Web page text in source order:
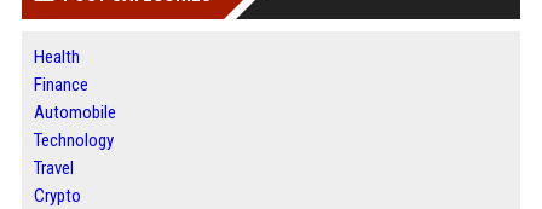
Health
Finance
Automobile
Technology
Travel
Crypto